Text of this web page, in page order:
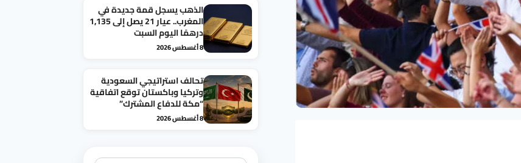
الذهب يسجل قمة جديدة في
المغرب.. عيار 21 يصل إلى 1,135
درهمًا اليوم السبت
8 أغسطس 2026
تحالف استراتيجي السعودية
وتركيا وباكستان توقع اتفاقية
“مكة للدفاع المشترك”
8 أغسطس 2026